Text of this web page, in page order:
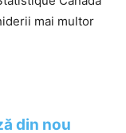
mai multor
din nou